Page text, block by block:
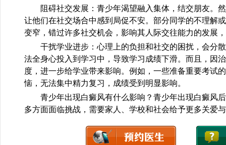
阻碍社交发展：青少年渴望融入集体，结交朋友。然
让他们在社交场合中感到局促不安。部分同学的不理解
变窄，错过许多社交机会，影响其人际交往能力的发展
干扰学业进步：心理上的负担和社交的困扰，会分散
法全身心投入到学习中，导致学习成绩下滑。而且，因
度，进一步给学业带来影响。例如，一些准备重要考试
恼，无法集中精力复习，成绩受到明显影响。
青少年出现白癜风有什么影响？青少年出现白癜风后
多方面面临挑战，需要家人、学校和社会给予更多关爱